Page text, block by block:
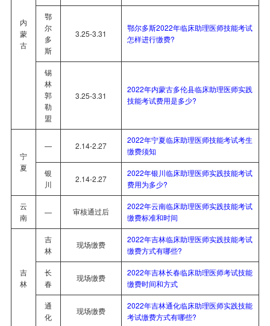
内
蒙
古
鄂
尔
多
斯
3.25-3.31
鄂尔多斯2022年临床助理医师技能考试
怎样进行缴费?
锡
林
郭
勒
盟
3.25-3.31
2022年内蒙古多伦县临床助理医师实践
技能考试费用是多少?
宁
夏
— 2.14-2.27
2022年宁夏临床助理医师技能考试考生
缴费须知
银
川
2.14-2.27
2022年银川临床助理医师实践技能考试
费用为多少?
云
南
— 审核通过后
2022年云南临床助理医师实践技能考试
缴费标准和时间
吉
林
吉
林
现场缴费
2022年吉林临床助理医师实践技能考试
缴费方式有哪些?
长
春
现场缴费
2022年吉林长春临床助理医师考试技能
缴费时间和方式
通
化
现场缴费
2022年吉林通化临床助理医师实践技能
考试缴费方式有哪些?